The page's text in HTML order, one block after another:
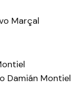
Marçal
Damián Montiel